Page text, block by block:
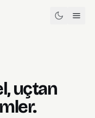
uçtan